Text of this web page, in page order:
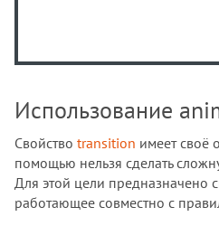
Использование
Свойство transition имеет своё
помощью нельзя сделать
Для этой цели предназначено
работающее совместно с